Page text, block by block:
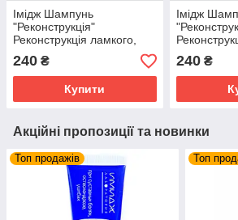
Імідж Шампунь
"Реконструкція"
Реконструкція ламкого,
пошкодженого та
фарбованого волосся з
керапептидним
комплексом
240 ₴
Купити
Імідж
240₴
Акційні пропозиції та новинки
Топ продажів Топ